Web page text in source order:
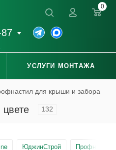
0
УСЛУГИ МОНТАЖА
для крыши и забора
132
ЮджинСтрой Профнастил